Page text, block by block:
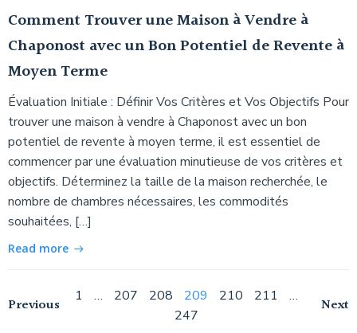
Comment Trouver une Maison à Vendre à
Chaponost avec un Bon Potentiel de Revente à
Moyen Terme
Évaluation Initiale : Définir Vos Critères et Vos Objectifs Pour
trouver une maison à vendre à Chaponost avec un bon
potentiel de revente à moyen terme, il est essentiel de
commencer par une évaluation minutieuse de vos critères et
objectifs. Déterminez la taille de la maison recherchée, le
nombre de chambres nécessaires, les commodités
souhaitées, […]
Read more
Navigation
Previous Navigation
Page
1 … Page
207 Page
208 Page
209 Page
210 Page
211 …
247
Next